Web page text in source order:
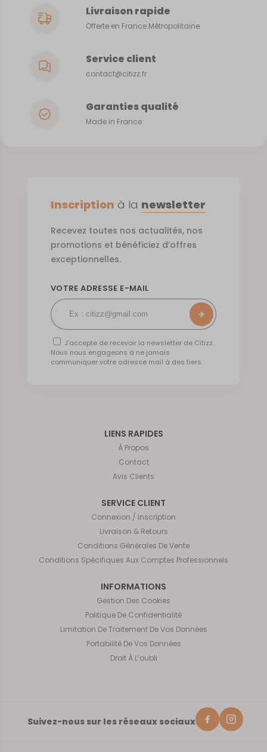
Livraison rapide
Offerte en France Métropolitaine
Service client
contact@citizz.fr
Garanties qualité
Made in France
LIENS RAPIDES
À Propos
Contact
Avis Clients
SERVICE CLIENT
Connexion / Inscription
Livraison & Retours
Conditions Générales De Vente
Conditions Spécifiques Aux Comptes Professionnels
INFORMATIONS
Gestion Des Cookies
Politique De Confidentialité
Limitation De Traitement De Vos Données
Portabilité De Vos Données
Droit À L’oubli
Suivez-nous sur les réseaux sociaux
Inscription à la newsletter
Recevez toutes nos actualités, nos
promotions et bénéficiez d’offres
exceptionnelles.
VOTRE ADRESSE E-MAIL
J’accepte de recevoir la newsletter de Citizz.
Nous nous engageons à ne jamais
communiquer votre adresse mail à des tiers.